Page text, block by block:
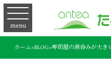
menu
ホーム>BLOG>寿司屋の湯呑みが大き